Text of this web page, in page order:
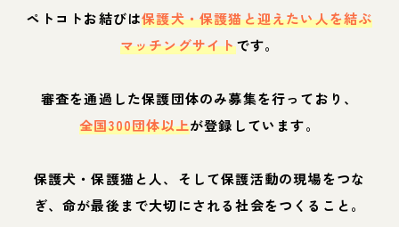
ペトコトお結びは保護犬・保護猫と迎えたい人を結ぶ
マッチングサイトです。
審査を通過した保護団体のみ募集を行っており、
全国300団体以上が登録しています。
保護犬・保護猫と人、そして保護活動の現場をつな
ぎ、命が最後まで大切にされる社会をつくること。